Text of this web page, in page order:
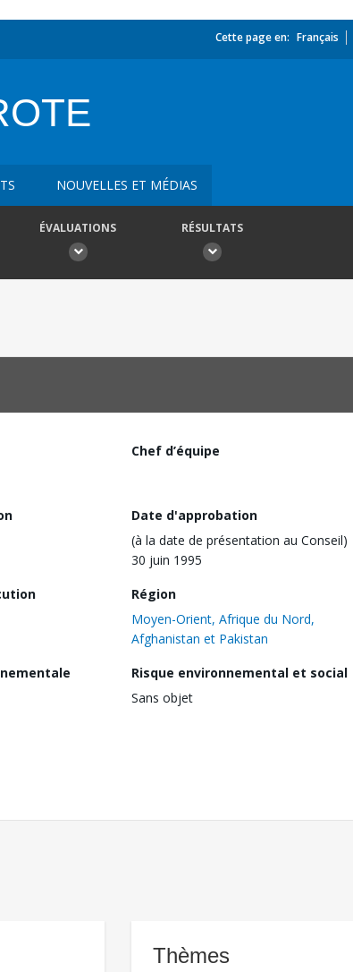
Cette page en: Français
NOUVELLES ET MÉDIAS
ÉVALUATIONS RÉSULTATS
Chef d’équipe
Date d'approbation
(à la date de présentation au Conseil)
30 juin 1995
Région
Moyen-Orient, Afrique du Nord,
Afghanistan et Pakistan
Risque environnemental et social
Sans objet
Thèmes